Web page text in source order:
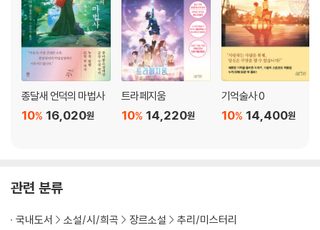
종달새 언덕의 마법사
16,020원
10%
트라페지움
14,220원
10%
기억술사 0
14,400원
10%
관련 분류
국내도서 소설/시/희곡 장르소설
추리/미스터리